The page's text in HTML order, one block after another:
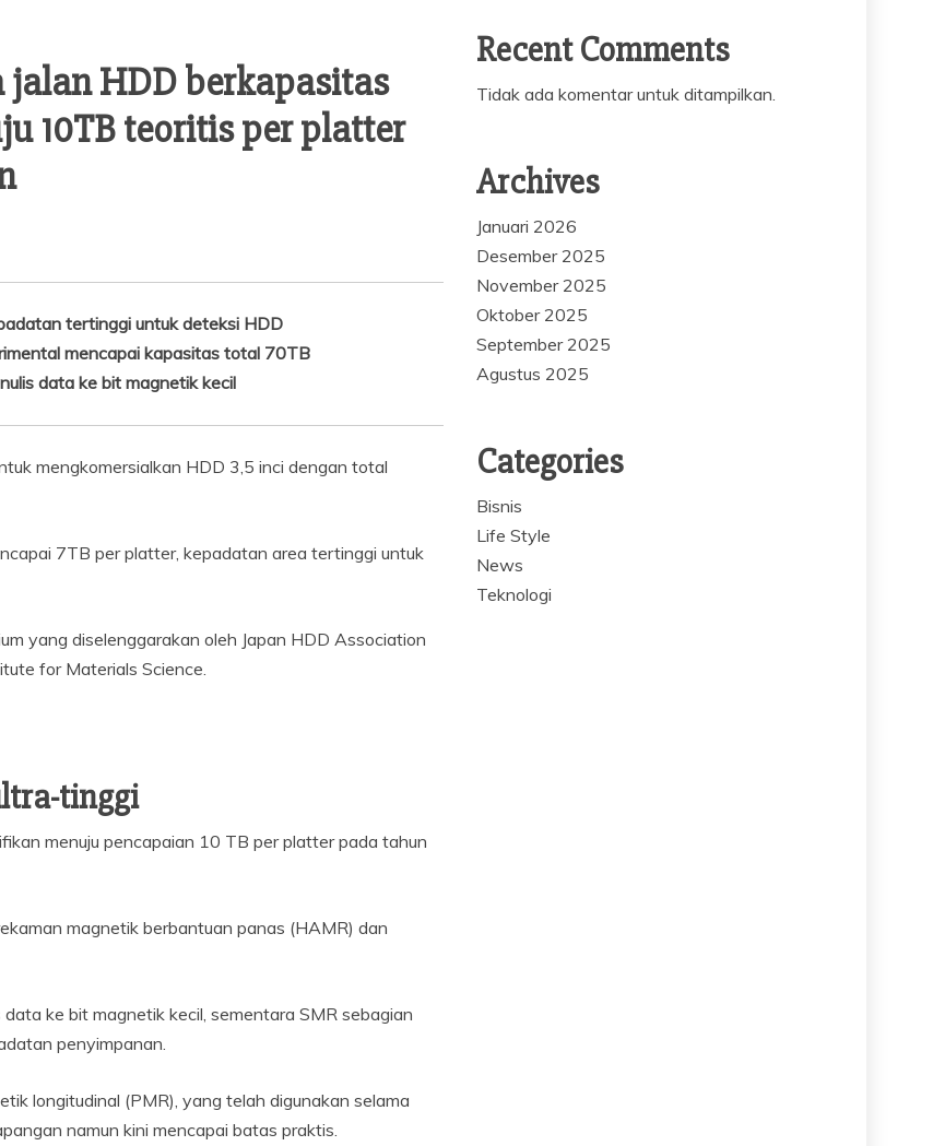
jalan HDD berkapasitas
10TB teoritis per platter
tertinggi untuk deteksi HDD
mencapai kapasitas total 70TB
data ke bit magnetik kecil
mengkomersialkan HDD 3,5 inci dengan total
7TB per platter, kepadatan area tertinggi untuk
yang diselenggarakan oleh Japan HDD Association
for Materials Science.
tinggi
menuju pencapaian 10 TB per platter pada tahun
magnetik berbantuan panas (HAMR) dan
ke bit magnetik kecil, sementara SMR sebagian
penyimpanan.
longitudinal (PMR), yang telah digunakan selama
namun kini mencapai batas praktis.
Recent Comments
Tidak ada komentar untuk ditampilkan.
Archives
Januari 2026
Desember 2025
November 2025
Oktober 2025
September 2025
Agustus 2025
Categories
Bisnis
Life Style
News
Teknologi